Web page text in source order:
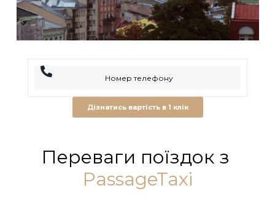
Дізнатись вартість в 1 клік
Переваги поїздок з
PassageTaxi